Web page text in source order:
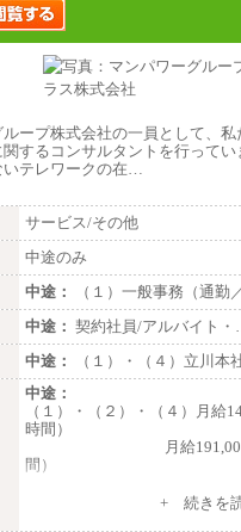
ープ株式会社の一員として、
するコンサルタントを行って
いテレワークの在…
サービス/その他
中途のみ
中途：
（１）一般事務（通勤
中途： 契約社員/アルバイト
中途：
（１）・（４）立川本
中途：
（１）・（２）・（４）月給
時間）
月給191,000円以
間）
（３）月給191,000円以上（実
+ 続きを